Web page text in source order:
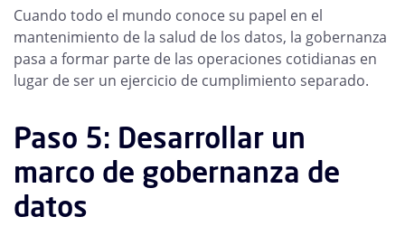
Cuando todo el mundo conoce su papel en el
mantenimiento de la salud de los datos, la gobernanza
pasa a formar parte de las operaciones cotidianas en
lugar de ser un ejercicio de cumplimiento separado.
Paso 5: Desarrollar un
marco de gobernanza de
datos